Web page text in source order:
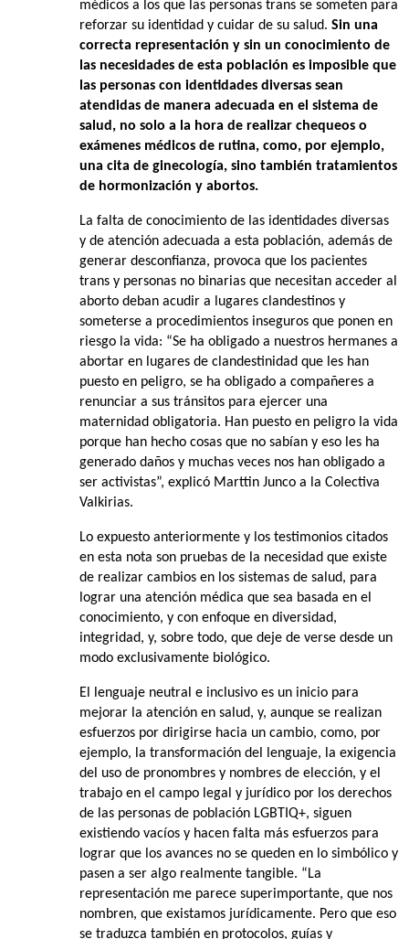
médicos a los que las personas trans se someten para
reforzar su identidad y cuidar de su salud. Sin una
correcta representación y sin un conocimiento de
las necesidades de esta población es imposible que
las personas con identidades diversas sean
atendidas de manera adecuada en el sistema de
salud, no solo a la hora de realizar chequeos o
exámenes médicos de rutina, como, por ejemplo,
una cita de ginecología, sino también tratamientos
de hormonización y abortos.
La falta de conocimiento de las identidades diversas
y de atención adecuada a esta población, además de
generar desconfianza, provoca que los pacientes
trans y personas no binarias que necesitan acceder al
aborto deban acudir a lugares clandestinos y
someterse a procedimientos inseguros que ponen en
riesgo la vida: “Se ha obligado a nuestros hermanes a
abortar en lugares de clandestinidad que les han
puesto en peligro, se ha obligado a compañeres a
renunciar a sus tránsitos para ejercer una
maternidad obligatoria. Han puesto en peligro la vida
porque han hecho cosas que no sabían y eso les ha
generado daños y muchas veces nos han obligado a
ser activistas”, explicó Marttin Junco a la Colectiva
Valkirias.
Lo expuesto anteriormente y los testimonios citados
en esta nota son pruebas de la necesidad que existe
de realizar cambios en los sistemas de salud, para
lograr una atención médica que sea basada en el
conocimiento, y con enfoque en diversidad,
integridad, y, sobre todo, que deje de verse desde un
modo exclusivamente biológico.
El lenguaje neutral e inclusivo es un inicio para
mejorar la atención en salud, y, aunque se realizan
esfuerzos por dirigirse hacia un cambio, como, por
ejemplo, la transformación del lenguaje, la exigencia
del uso de pronombres y nombres de elección, y el
trabajo en el campo legal y jurídico por los derechos
de las personas de población LGBTIQ+, siguen
existiendo vacíos y hacen falta más esfuerzos para
lograr que los avances no se queden en lo simbólico y
pasen a ser algo realmente tangible. “La
representación me parece superimportante, que nos
nombren, que existamos jurídicamente. Pero que eso
se traduzca también en protocolos, guías y